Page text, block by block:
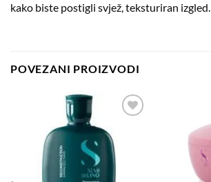
kako biste postigli svjež, teksturiran izgled.
POVEZANI PROIZVODI